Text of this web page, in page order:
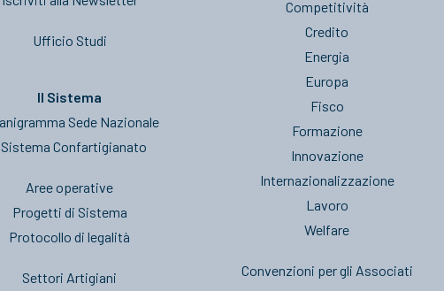
Ufficio Studi
Il Sistema
Sede Nazionale
Confartigianato
Aree operative
Progetti di Sistema
Protocollo di legalità
Settori Artigiani
Competitività
Credito
Energia
Europa
Fisco
Formazione
Innovazione
Internazionalizzazione
Lavoro
Welfare
Convenzioni per gli Associati